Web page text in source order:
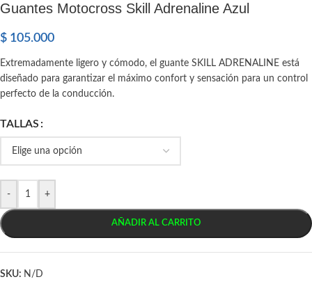
Guantes Motocross Skill Adrenaline Azul
$ 105.000
Extremadamente ligero y cómodo, el guante SKILL ADRENALINE está
diseñado para garantizar el máximo confort y sensación para un control
perfecto de la conducción.
TALLAS
- +
AÑADIR AL CARRITO
SKU: N/D